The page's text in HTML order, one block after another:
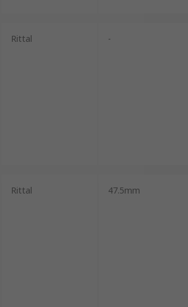
Rittal -
Rittal 47.5mm